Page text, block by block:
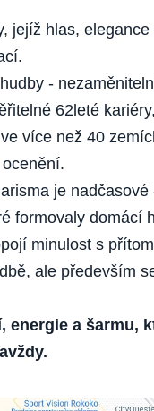
jejíž hlas,
-
62leté
více než 40
je
formovaly domácí
minulost s
ale především
energie a šarmu,